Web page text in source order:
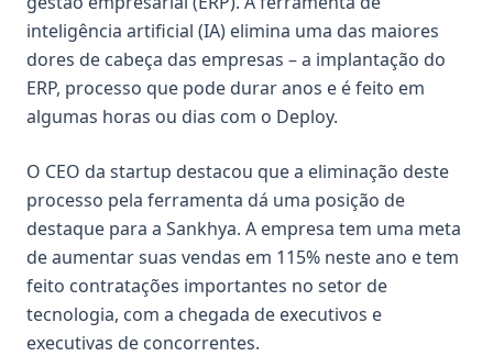
inteligência artificial (IA) elimina uma das maiores
dores de cabeça das empresas – a implantação do
ERP, processo que pode durar anos e é feito em
algumas horas ou dias com o Deploy.
O CEO da startup destacou que a eliminação deste
processo pela ferramenta dá uma posição de
destaque para a Sankhya. A empresa tem uma meta
de aumentar suas vendas em 115% neste ano e tem
feito contratações importantes no setor de
tecnologia, com a chegada de executivos e
executivas de concorrentes.